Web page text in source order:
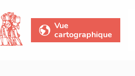
Vue
cartographique